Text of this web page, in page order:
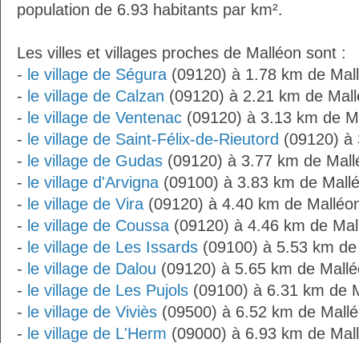
population de 6.93 habitants par km².
Les villes et villages proches de Malléon sont :
- le village de Ségura (09120) à 1.78 km de
- le village de Calzan (09120) à 2.21 km de
- le village de Ventenac (09120) à 3.13 km de
- le village de Saint-Félix-de-Rieutord (09120) à
- le village de Gudas (09120) à 3.77 km de
- le village d'Arvigna (09100) à 3.83 km de
- le village de Vira (09120) à 4.40 km de
- le village de Coussa (09120) à 4.46 km de
- le village de Les Issards (09100) à 5.53 km
- le village de Dalou (09120) à 5.65 km de
- le village de Les Pujols (09100) à 6.31 km de
- le village de Viviès (09500) à 6.52 km de
- le village de L'Herm (09000) à 6.93 km de